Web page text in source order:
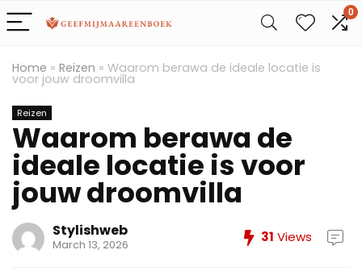
0
Home » Reizen » Waarom berawa de ideale locatie is
voor jouw droomvilla
Reizen
Waarom berawa de
ideale locatie is voor
jouw droomvilla
Stylishweb
March 13, 2026 31 Views